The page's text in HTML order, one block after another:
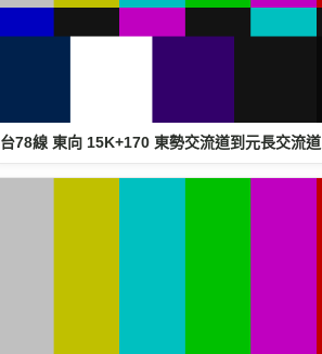
台78線 東向 15K+170 東勢交流道到元長交流道